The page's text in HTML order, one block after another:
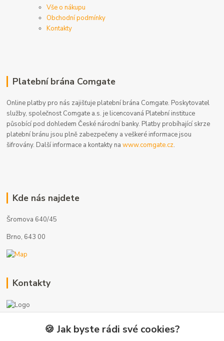
Vše o nákupu
Obchodní podmínky
Kontakty
Platební brána Comgate
Online platby pro nás zajišťuje platební brána Comgate. Poskytovatel
služby, společnost Comgate a.s. je licencovaná Platební instituce
působící pod dohledem České národní banky. Platby probíhající skrze
platební bránu jsou plně zabezpečeny a veškeré informace jsou
šifrovány. Další informace a kontakty nawww.comgate.cz.
Kde nás najdete
Šromova 640/45
Brno, 643 00
Kontakty
+420 775 872 753
🍪 Jak byste rádi své cookies?